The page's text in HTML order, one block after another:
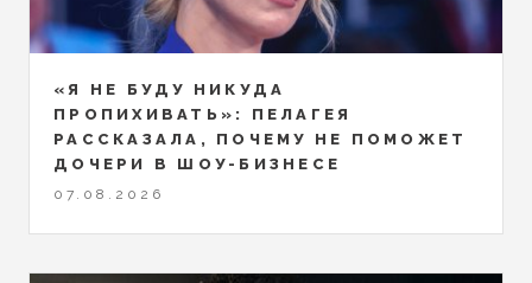
«Я НЕ БУДУ НИКУДА
ПРОПИХИВАТЬ»: ПЕЛАГЕЯ
РАССКАЗАЛА, ПОЧЕМУ НЕ ПОМОЖЕТ
ДОЧЕРИ В ШОУ-БИЗНЕСЕ
07.08.2026